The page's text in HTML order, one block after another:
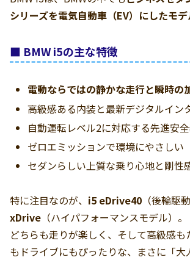
シリーズを電気自動車（EV）にしたモ
■ BMW i5の主な特徴
電動ならではの静かな走行と瞬時の
高級感ある内装と最新デジタルイン
自動運転レベル2に対応する先進安
ゼロエミッションで環境にやさしい
セダンらしい上質な乗り心地と剛性
特に注目なのが、 i5 eDrive40 （後輪駆
xDrive （ハイパフォーマンスモデル）。
どちらも走りが楽しく、そして高級感
もドライブにもぴったりな、まさに「大